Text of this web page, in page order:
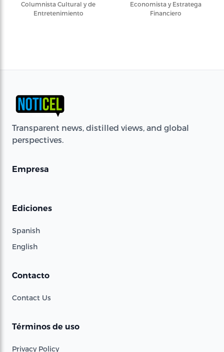
Columnista Cultural y de
Entretenimiento
Economista y Estratega
Financiero
Transparent news, distilled views, and global
perspectives.
Empresa
Ediciones
Spanish
English
Contacto
Contact Us
Términos de uso
Privacy Policy